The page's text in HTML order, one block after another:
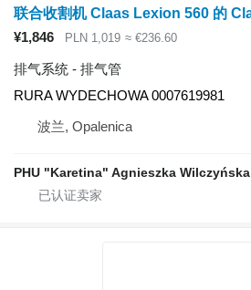
¥1,846 PLN 1,019 ≈ €236.60
排气系统 - 排气管
RURA WYDECHOWA 0007619981
波兰, Opalenica
PHU "Karetina" Agnieszka Wilczyńska